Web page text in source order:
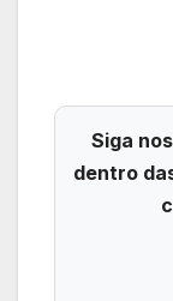
Siga
dentro